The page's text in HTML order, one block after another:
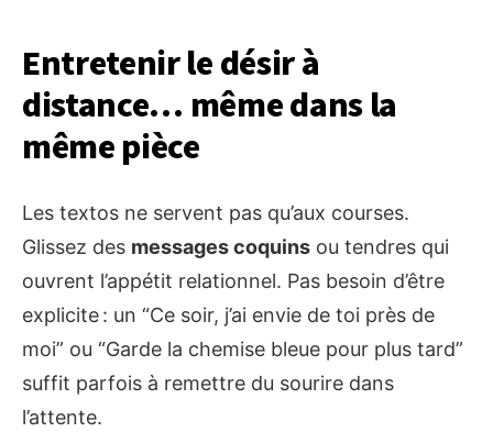
Entretenir le désir à
distance… même dans la
même pièce
Les textos ne servent pas qu’aux courses.
Glissez des messages coquins ou tendres qui
ouvrent l’appétit relationnel. Pas besoin d’être
explicite : un “Ce soir, j’ai envie de toi près de
moi” ou “Garde la chemise bleue pour plus tard”
suffit parfois à remettre du sourire dans
l’attente.